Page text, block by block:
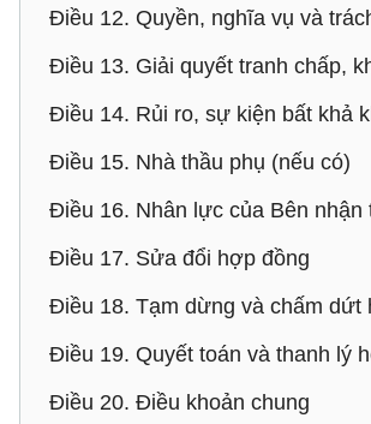
Điều 12. Quyền, nghĩa vụ và
Điều 13. Giải quyết tranh chấp,
Điều 14. Rủi ro, sự kiện bất khả
Điều 15. Nhà thầu phụ (nếu có)
Điều 16. Nhân lực của Bên nhận
Điều 17. Sửa đổi hợp đồng
Điều 18. Tạm dừng và chấm dứt
Điều 19. Quyết toán và thanh lý
Điều 20. Điều khoản chung